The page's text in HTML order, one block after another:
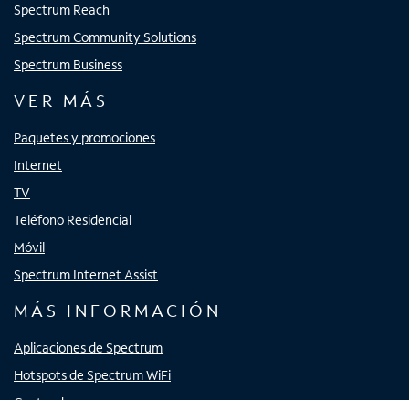
Spectrum Reach
Spectrum Community Solutions
Spectrum Business
VER MÁS
Paquetes y promociones
Internet
TV
Teléfono Residencial
Móvil
Spectrum Internet Assist
MÁS INFORMACIÓN
Aplicaciones de Spectrum
Hotspots de Spectrum WiFi